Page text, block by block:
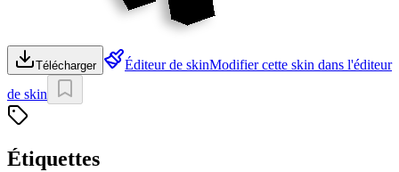
Télécharger Éditeur de skinModifier cette skin dans l'éditeur
de skin
Étiquettes